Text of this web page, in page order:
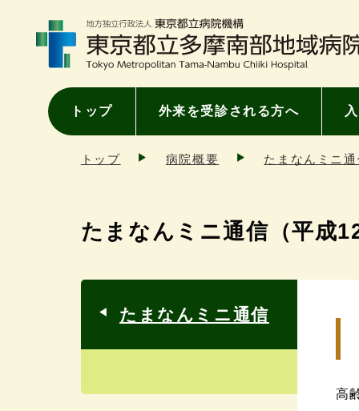
トップ 外来を受診される方へ
トップ 病院概要 たまなんミニ
たまなんミニ通信（平成
高
たまなんミニ通信